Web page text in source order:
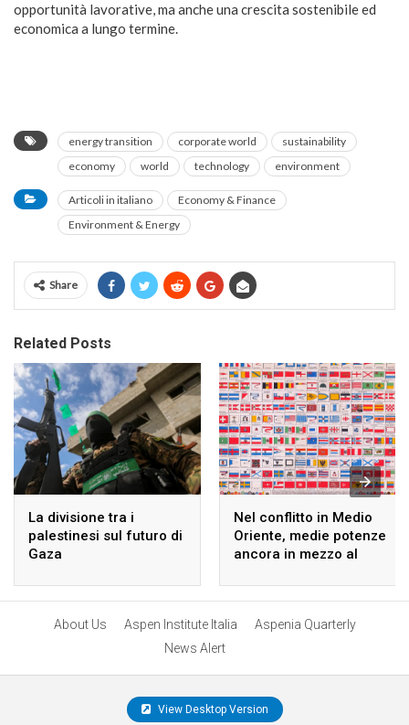
opportunità lavorative, ma anche una crescita sostenibile ed
economica a lungo termine.
energy transition corporate world
sustainability
economy
world technology environment
Articoli in italiano
Economy & Finance
Environment & Energy
Share
Related Posts
La divisione tra i
palestinesi sul futuro di
Gaza
Nel conflitto in Medio
Oriente, medie potenze
ancora in mezzo al
About Us Aspen Institute Italia
Aspenia Quarterly
News Alert
View Desktop Version